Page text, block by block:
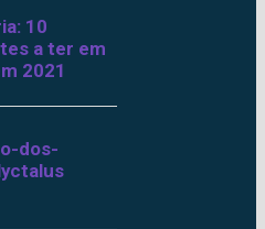
10
a ter em
2021
dos-